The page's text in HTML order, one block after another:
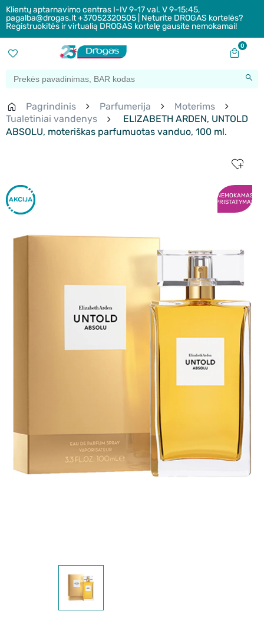
Klientų aptarnavimo centras I-IV 9-17 val. V 9-15:45,
pagalba@drogas.lt +37052320505 | Neturite DROGAS kortelės?
Registruokitės ir virtualią DROGAS kortelę gausite nemokamai!
0
Pagrindinis Parfumerija
Moterims
Tualetiniai vandenys
ELIZABETH ARDEN, UNTOLD
ABSOLU, moteriškas parfumuotas vanduo, 100 ml.
NEMOKAMAS
PRISTATYMAS